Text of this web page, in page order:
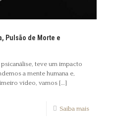
Pulsão de Morte e
teve um impacto
a mente humana e,
vídeo, vamos […]
Saiba mais